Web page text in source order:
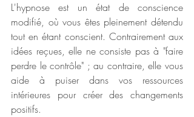
L'hypnose est un état de conscience
modifié, où vous êtes pleinement détendu
tout en étant conscient. Contrairement aux
idées reçues, elle ne consiste pas à "faire
perdre le contrôle" ; au contraire, elle vous
aide à puiser dans vos ressources
intérieures pour créer des changements
positifs.